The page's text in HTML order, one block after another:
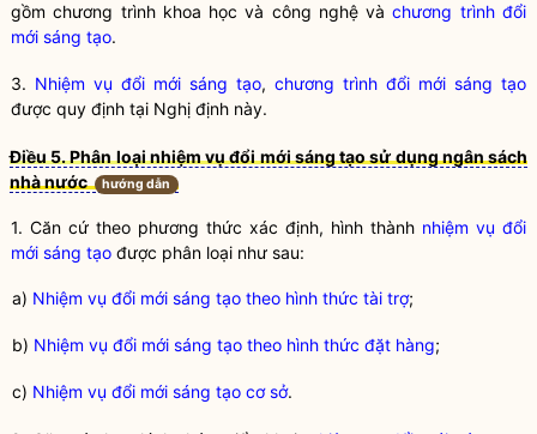
gồm chương trình khoa học và công nghệvàchương trình đổi
mới sáng tạo.
3. Nhiệm vụ đổi mới sáng tạo, chương trình đổi mới sáng tạo
được quy định tại Nghị định này.
Điều 5. Phân loại nhiệm vụ đổi mới sáng tạo sử dụng ngân sách
nhà nước
hướng dẫn
1. Căn cứ theo phương thức xác định, hình thành nhiệm vụ đổi
mới sáng tạo được phân loại như sau:
a) Nhiệm vụ đổi mới sáng tạo theo hình thức tài trợ;
b) Nhiệm vụ đổi mới sáng tạo theo hình thức đặt hàng;
c) Nhiệm vụ đổi mới sáng tạo cơ sở.